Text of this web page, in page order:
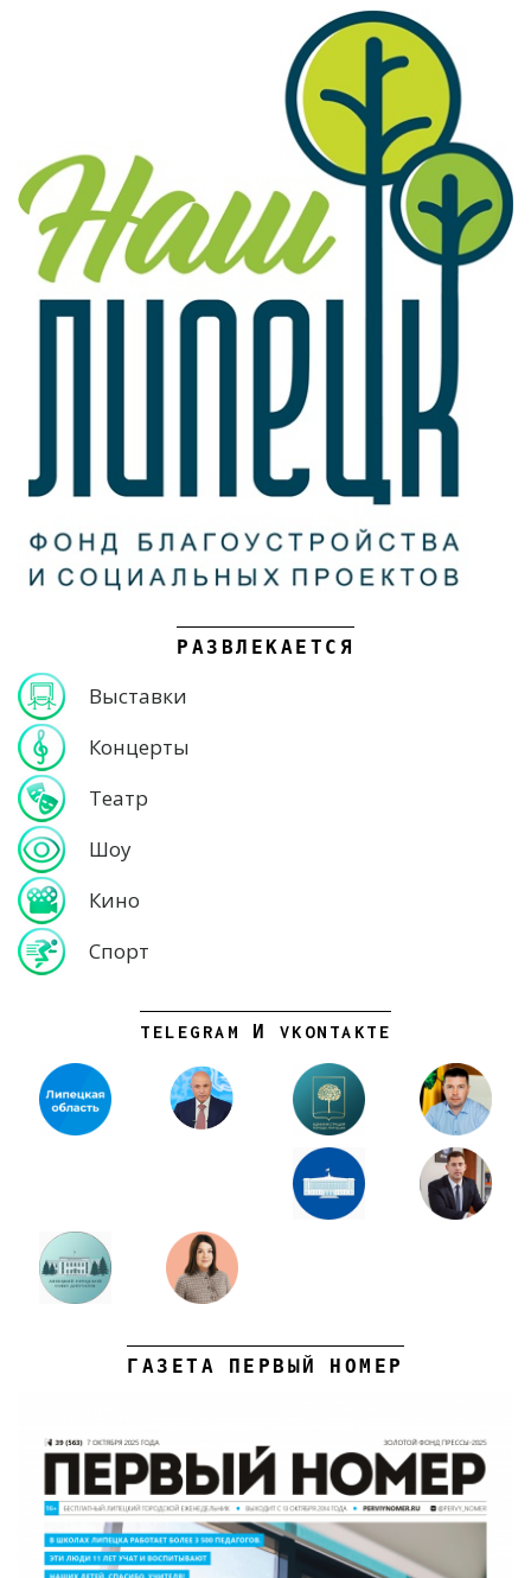
РАЗВЛЕКАЕТСЯ
Выставки
Концерты
Театр
Шоу
Кино
Спорт
TELEGRAM И VKONTAKTE
ГАЗЕТА ПЕРВЫЙ НОМЕР